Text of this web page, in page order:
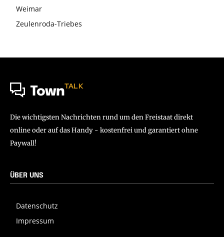
Weimar
Zeulenroda-Triebes
TownTALK
Die wichtigsten Nachrichten rund um den Freistaat direkt
online oder auf das Handy - kostenfrei und garantiert ohne
Paywall!
ÜBER UNS
Datenschutz
Impressum